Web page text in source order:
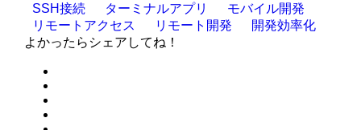
SSH接続
ターミナルアプリ
モバイル開発
リモートアクセス
リモート開発
開発効率化
よかったらシェアしてね！